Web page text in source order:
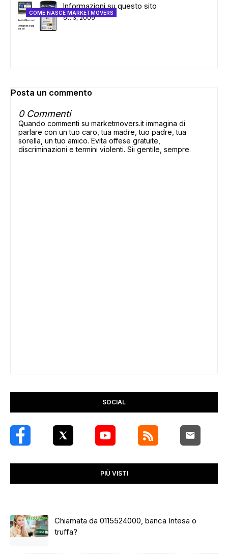
ADS
COME NASCE MARKETMOVERS
Informazioni su questo sito
ott 3, 2009
Posta un commento
0 Commenti
Quando commenti su marketmovers.it immagina di
parlare con un tuo caro, tua madre, tuo padre, tua
sorella, un tuo amico. Evita offese gratuite,
discriminazioni e termini violenti. Sii gentile, sempre.
SOCIAL
PIÙ VISTI
Chiamata da 0115524000, banca Intesa o
truffa?